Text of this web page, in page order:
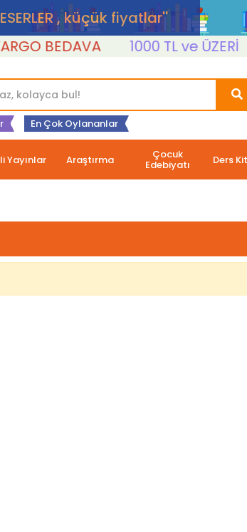
, küçük fiyatlar''
BEDAVA 1000 TL ve ÜZERİ
En Çok Oylananlar
Yayınlar Araştırma Çocuk
Edebiyatı Ders